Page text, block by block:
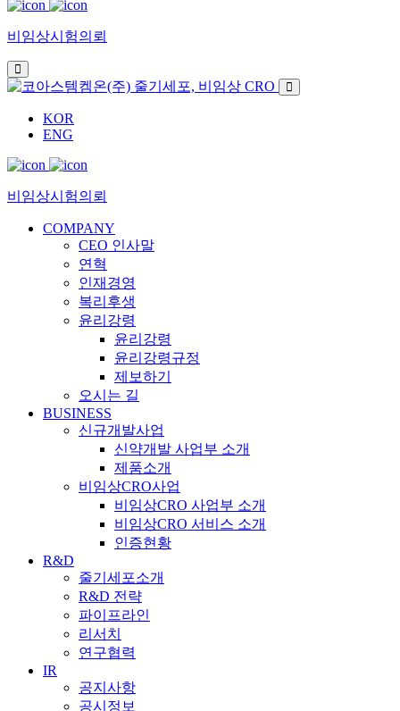
비임상시험의뢰
KOR
ENG
비임상시험의뢰
COMPANY
CEO 인사말
연혁
인재경영
복리후생
윤리강령
윤리강령
윤리강령규정
제보하기
오시는 길
BUSINESS
신규개발사업
신약개발 사업부 소개
제품소개
비임상CRO사업
비임상CRO 사업부 소개
비임상CRO 서비스 소개
인증현황
R&D
줄기세포소개
R&D 전략
파이프라인
리서치
연구협력
IR
공지사항
공시정보